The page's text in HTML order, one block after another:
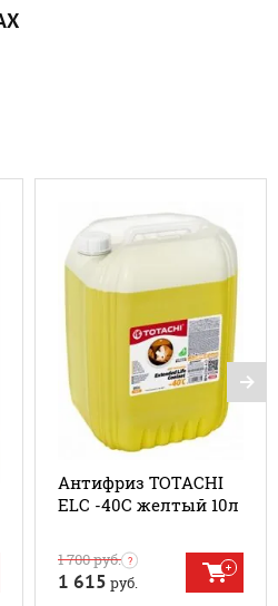
Антифриз TOTACHI
ELC -40С желтый 10л
1 700руб.
1 615 руб.